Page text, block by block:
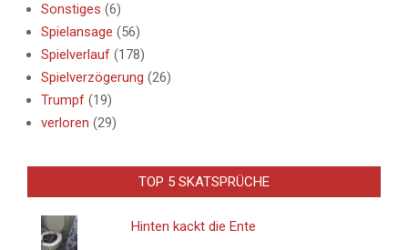
Sonstiges (6)
Spielansage (56)
Spielverlauf (178)
Spielverzögerung (26)
Trumpf (19)
verloren (29)
TOP 5 SKATSPRÜCHE
Hinten kackt die Ente